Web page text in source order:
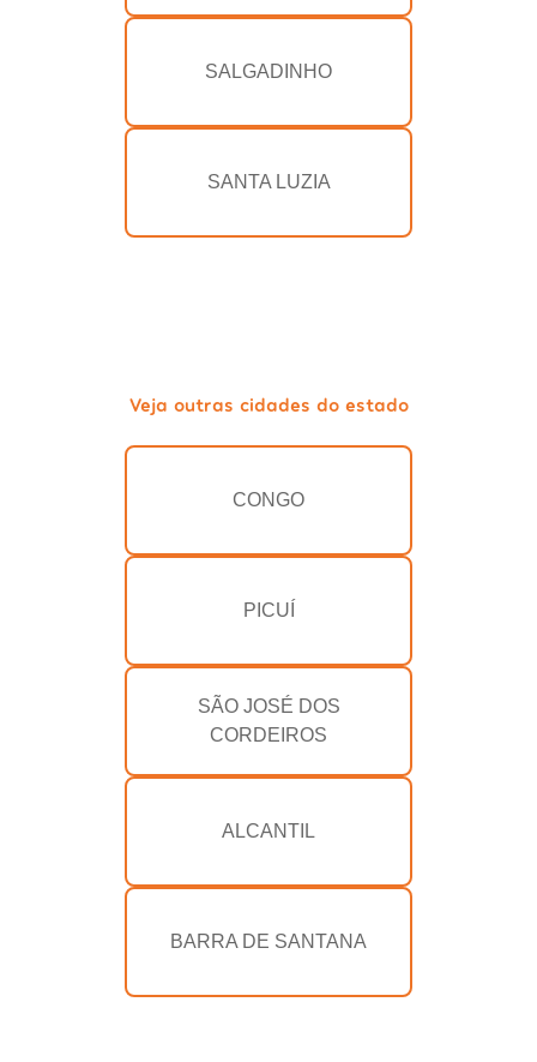
SALGADINHO
SANTA LUZIA
Veja outras cidades do estado
CONGO
PICUÍ
SÃO JOSÉ DOS
CORDEIROS
ALCANTIL
BARRA DE SANTANA